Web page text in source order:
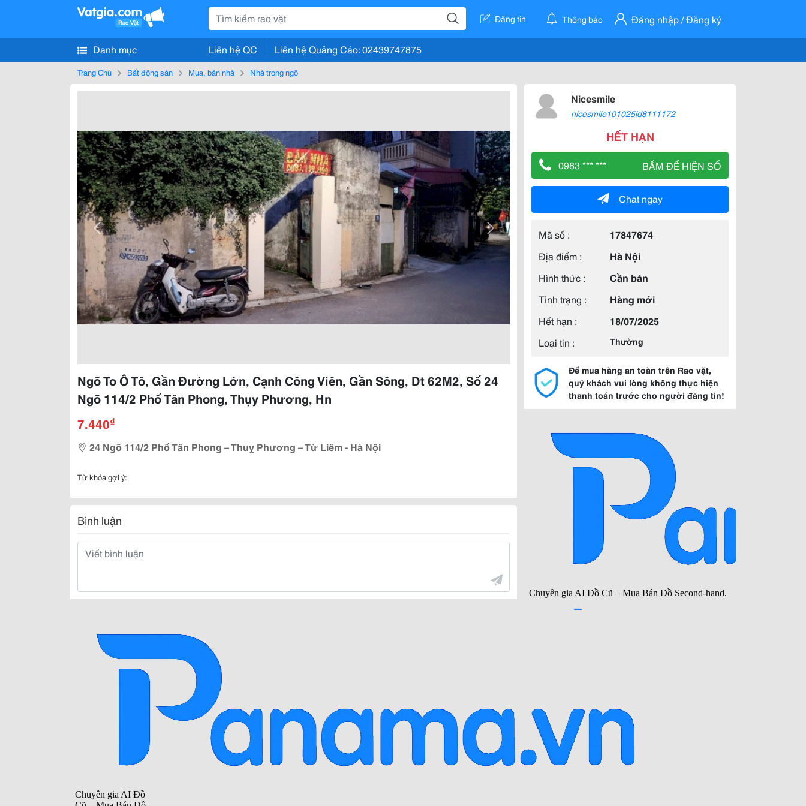
Đăng tin Thông báo Đăng nhập / Đăng ký
Danh mục Liên hệ QC Liên hệ Quảng Cáo: 02439747875
Trang Chủ Bất động sản Mua, bán nhà Nhà trong ngõ
Ngõ To Ô Tô, Gần Đường Lớn, Cạnh Công Viên, Gần Sông, Dt 62M2, Số 24
Ngõ 114/2 Phố Tân Phong, Thụy Phương, Hn
7.440₫
24 Ngõ 114/2 Phố Tân Phong – Thuỵ Phương – Từ Liêm - Hà Nội
Từ khóa gợi ý:
Bình luận
Nicesmile
nicesmile101025id8111172
HẾT HẠN
0983 *** *** BẤM ĐỂ HIỆN SỐ
Chat ngay
Mã số :
17847674
Địa điểm :
Hà Nội
Hình thức :
Cần bán
Tình trạng :
Hàng mới
Hết hạn :
18/07/2025
Loại tin :
Thường
Để mua hàng an toàn trên Rao vặt,
quý khách vui lòng không thực hiện
thanh toán trước cho người đăng tin!